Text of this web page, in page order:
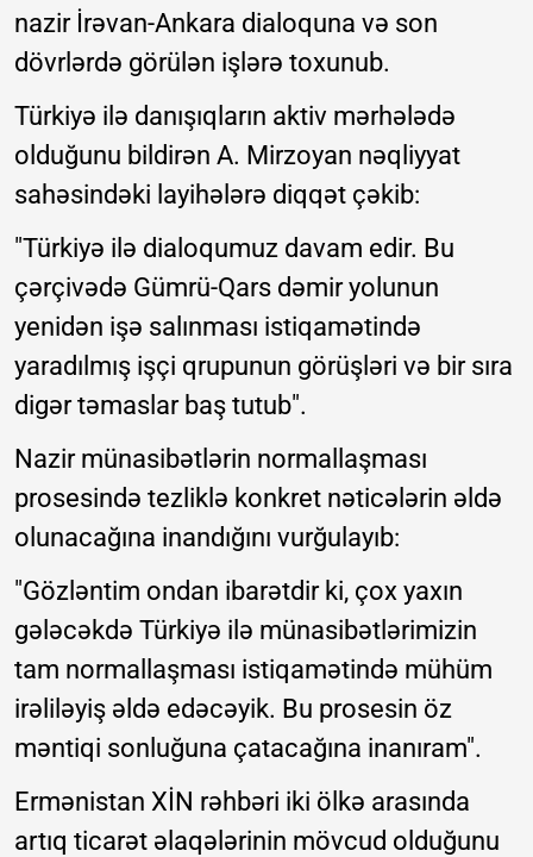
nazir İrəvan-Ankara dialoquna və son
dövrlərdə görülən işlərə toxunub.
Türkiyə ilə danışıqların aktiv mərhələdə
olduğunu bildirən A. Mirzoyan nəqliyyat
sahəsindəki layihələrə diqqət çəkib:
"Türkiyə ilə dialoqumuz davam edir. Bu
çərçivədə Gümrü-Qars dəmir yolunun
yenidən işə salınması istiqamətində
yaradılmış işçi qrupunun görüşləri və bir sıra
digər təmaslar baş tutub".
Nazir münasibətlərin normallaşması
prosesində tezliklə konkret nəticələrin əldə
olunacağına inandığını vurğulayıb:
"Gözləntim ondan ibarətdir ki, çox yaxın
gələcəkdə Türkiyə ilə münasibətlərimizin
tam normallaşması istiqamətində mühüm
irəliləyiş əldə edəcəyik. Bu prosesin öz
məntiqi sonluğuna çatacağına inanıram".
Ermənistan XİN rəhbəri iki ölkə arasında
artıq ticarət əlaqələrinin mövcud olduğunu